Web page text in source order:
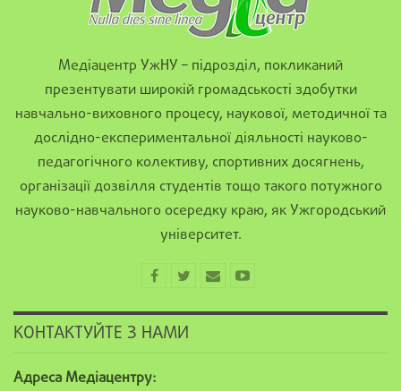
Медіацентр УжНУ – підрозділ, покликаний
презентувати широкій громадськості здобутки
навчально-виховного процесу, наукової, методичної та
дослідно-експериментальної діяльності науково-
педагогічного колективу, спортивних досягнень,
організації дозвілля студентів тощо такого потужного
науково-навчального осередку краю, як Ужгородський
університет.
КОНТАКТУЙТЕ З НАМИ
Адреса Медіацентру: